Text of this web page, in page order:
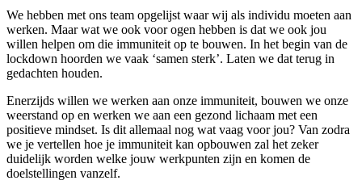
We hebben met ons team opgelijst waar wij als individu moeten aan
werken. Maar wat we ook voor ogen hebben is dat we ook jou
willen helpen om die immuniteit op te bouwen. In het begin van de
lockdown hoorden we vaak ‘samen sterk’. Laten we dat terug in
gedachten houden.
Enerzijds willen we werken aan onze immuniteit, bouwen we onze
weerstand op en werken we aan een gezond lichaam met een
positieve mindset. Is dit allemaal nog wat vaag voor jou? Van zodra
we je vertellen hoe je immuniteit kan opbouwen zal het zeker
duidelijk worden welke jouw werkpunten zijn en komen de
doelstellingen vanzelf.